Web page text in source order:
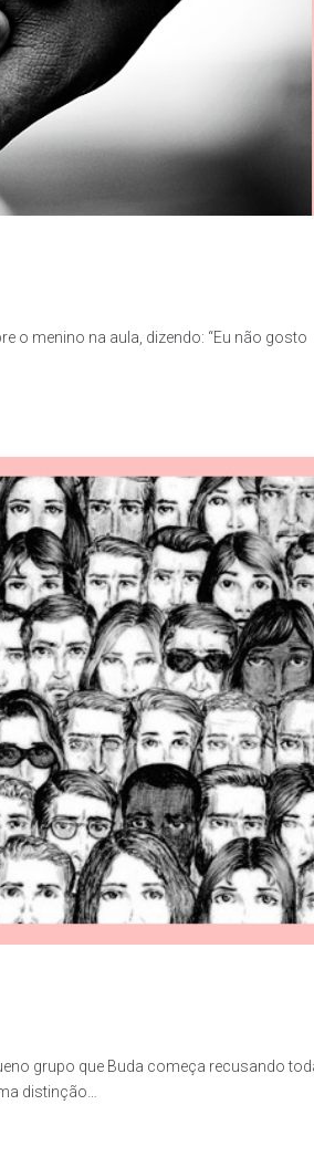
o menino na aula, dizendo: “Eu não gosto
grupo que Buda começa recusando
distinção…